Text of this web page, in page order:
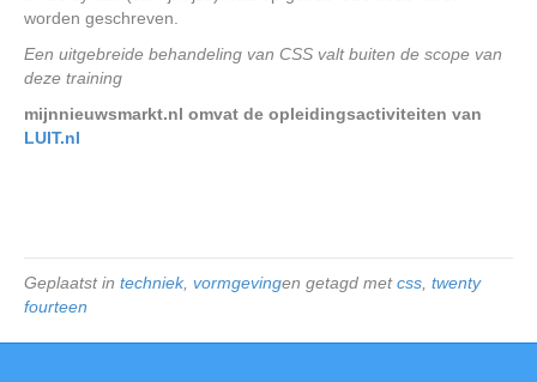
worden geschreven.
Een uitgebreide behandeling van CSS valt buiten de scope van
deze training
mijnnieuwsmarkt.nl omvat de opleidingsactiviteiten van
LUIT.nl
Geplaatst in techniek, vormgevingen getagd metcss twenty
fourteen